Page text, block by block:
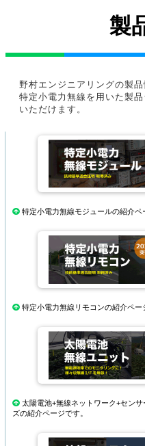
製
野村エンジニアリングの製品
特定小電力無線を用いた製
いただけます。
特定小電力無線モジュールの紹介ペ
特定小電力無線リモコンの紹介ペー
太陽電池+無線ネットワーク+セン
ズの紹介ページです。